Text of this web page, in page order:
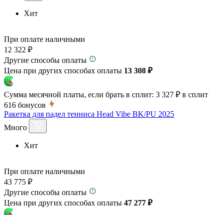
Хит
При оплате наличными
12 322 ₽
Другие способы оплаты
Цена при других способах оплаты 13 308 ₽
Сумма месячной платы, если брать в сплит: 3 327 ₽ в сплит
616 бонусов
Ракетка для падел тенниса Head Vibe BK/PU 2025
Много
Хит
При оплате наличными
43 775 ₽
Другие способы оплаты
Цена при других способах оплаты 47 277 ₽